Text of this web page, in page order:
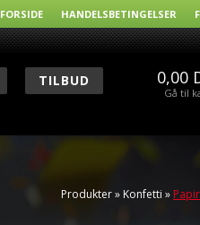
FORSIDE HANDELSBETINGELSER
0,00
Gå til
TILBUD
Produkter» Konfetti »